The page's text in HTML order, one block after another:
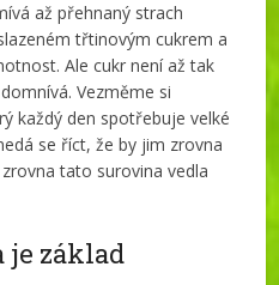
až přehnaný strach
třtinovým cukrem a
Ale cukr není až tak
Vezměme si
každý den spotřebuje velké
se říct, že by jim zrovna
tato surovina vedla
základ